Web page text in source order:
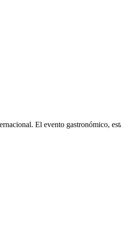
El evento gastronómico,